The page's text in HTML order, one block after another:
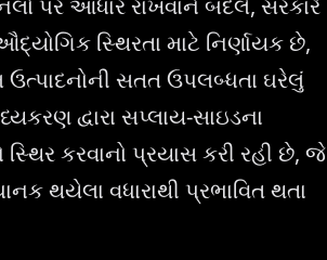
સ્થિરતા માટે નિર્ણાયક છે,
સતત ઉપલબ્ધતા ઘરેલું
દ્વારા સપ્લાય-સાઇડના
કરવાનો પ્રયાસ કરી રહી છે, જે
થયેલા વધારાથી પ્રભાવિત થતા